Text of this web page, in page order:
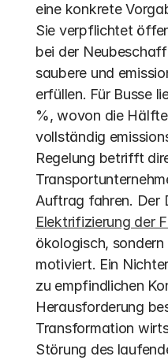
eine konkrete
Sie verpflichtet
bei der
saubere und
erfüllen. Für Busse
%, wovon die
vollständig
Regelung betrifft
Elektrifizierung der
ökologisch,
motiviert. Ein
zu empfindlichen
Herausforderung
Transformation
Störung des